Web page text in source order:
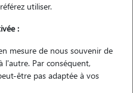
utiliser.
:
mesure de nous souvenir de
l'autre. Par conséquent,
être pas adaptée à vos